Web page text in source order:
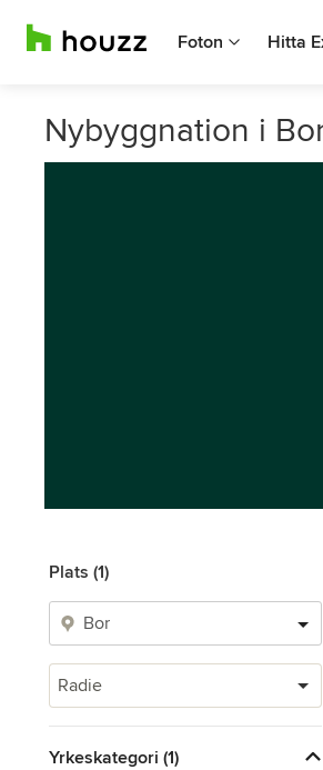
Foton Hitta
Nybyggnation i
Plats (1)
Radie
Yrkeskategori (1)